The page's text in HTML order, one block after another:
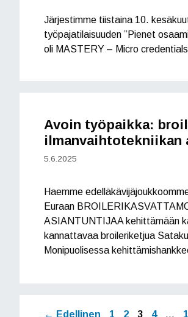
Järjestimme tiistaina 10.
työpajatilaisuuden ”Pienet
oli MASTERY – Micro
Avoin työpaikka:
ilmanvaihtotekniikan
5.6.2025
Haemme
Euraan
ASIANTUNTIJAA kehittämään
kannattavaa broileriketjua
Monipuolisessa
← Edellinen Sivu
1 Sivu
2 Sivu
3 Sivu
4 …